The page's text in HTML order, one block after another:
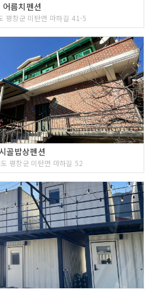
어름치펜션
평창군 미탄면 마하길 41-5
골밥상펜션
평창군 미탄면 마하길 52